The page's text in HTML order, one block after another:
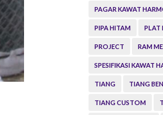
PAGAR KAWAT
PIPA HITAM PLAT
PROJECT RAM
SPESIFIKASI KAWAT
TIANG TIANG
TIANG CUSTOM